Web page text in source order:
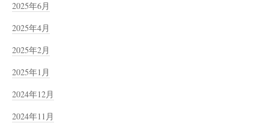
2025年6月
2025年4月
2025年2月
2025年1月
2024年12月
2024年11月